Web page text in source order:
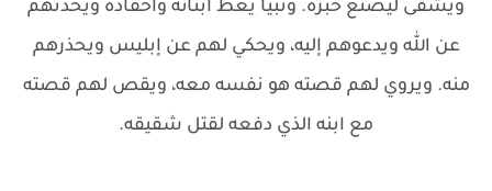
ويشقى ليصنع خبزه. ونبيا يعظ أبنائه وأحفاده ويحدثهم
عن الله ويدعوهم إليه، ويحكي لهم عن إبليس ويحذرهم
منه. ويروي لهم قصته هو نفسه معه، ويقص لهم قصته
مع ابنه الذي دفعه لقتل شقيقه.